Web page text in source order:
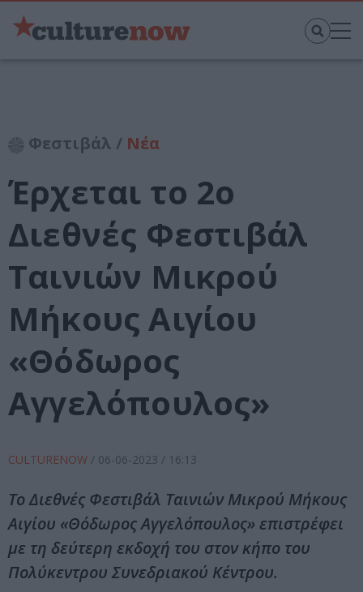
Φεστιβάλ / Νέα
Έρχεται το 2ο
Διεθνές Φεστιβάλ
Ταινιών Μικρού
Μήκους Αιγίου
«Θόδωρος
Αγγελόπουλος»
CULTURENOW / 06-06-2023 / 16:13
Το Διεθνές Φεστιβάλ Ταινιών Μικρού Μήκους
Αιγίου «Θόδωρος Αγγελόπουλος» επιστρέφει
με τη δεύτερη εκδοχή του στον κήπο του
Πολύκεντρου Συνεδριακού Κέντρου.